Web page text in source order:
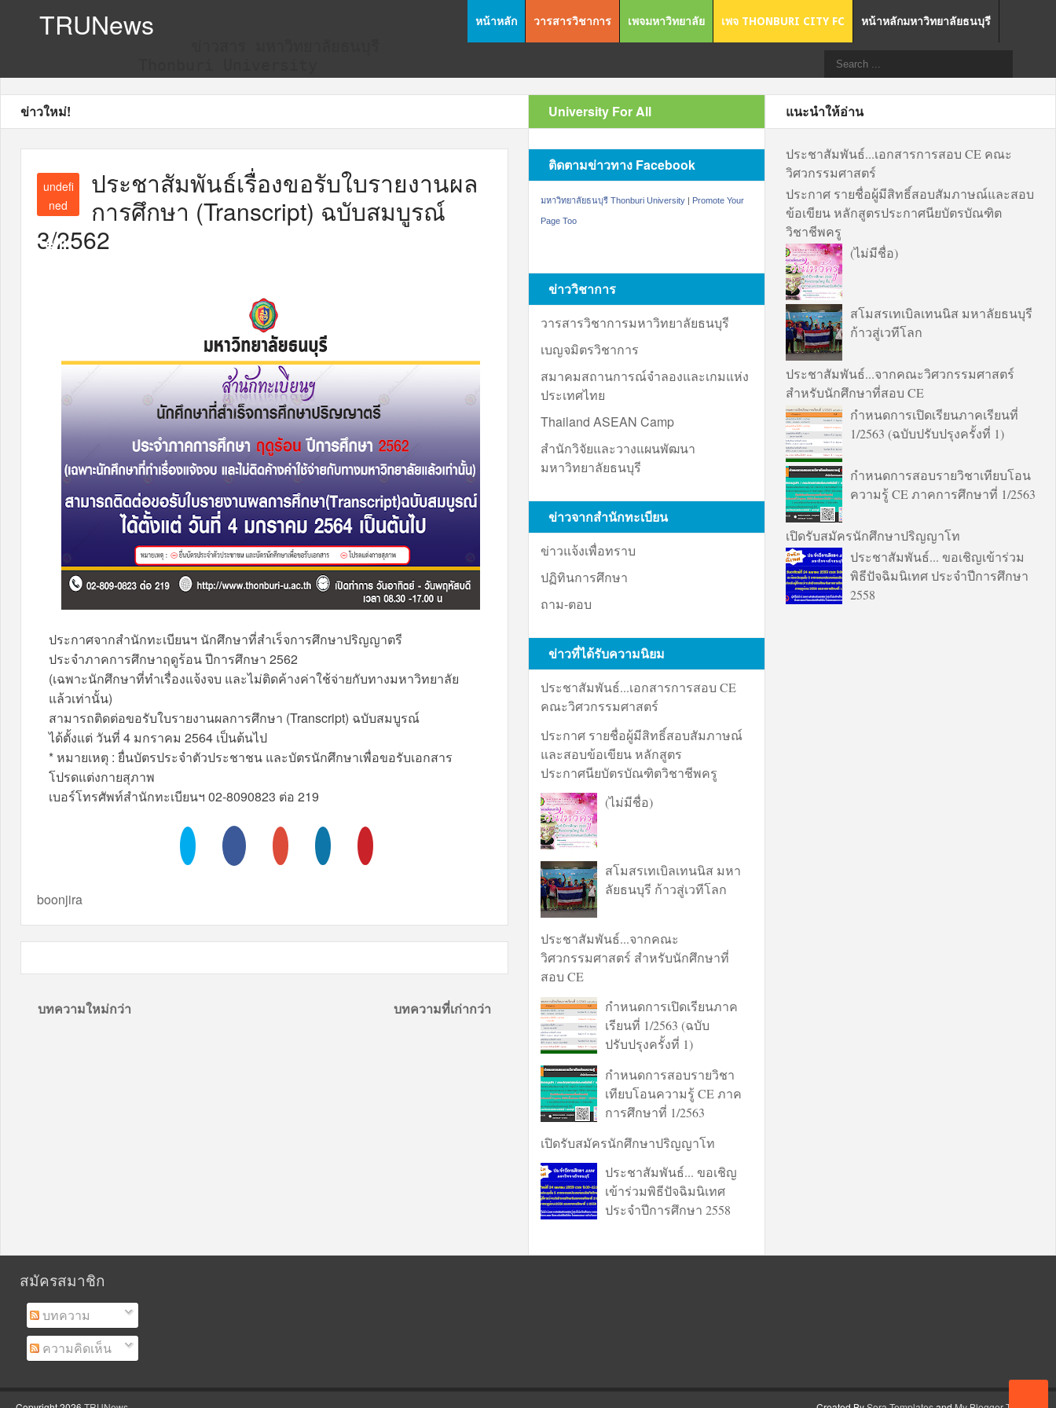
TRUNews หน้าหลัก วารสารวิชาการ เพจมหาวิทยาลัย เพจ THONBURI CITY FC หน้าหลักมหาวิทยาลัยธนบุรี
ข่าวใหม่!
undefi
ned
und
efin
ประชาสัมพันธ์เรื่องขอรับใบรายงานผล
การศึกษา (Transcript) ฉบับสมบูรณ์
3/2562
ประกาศจากสำนักทะเบียนฯ นักศึกษาที่สำเร็จการศึกษาปริญญาตรี
ประจำภาคการศึกษาฤดูร้อน ปีการศึกษา 2562
(เฉพาะนักศึกษาที่ทำเรื่องแจ้งจบ และไม่ติดค้างค่าใช้จ่ายกับทางมหาวิทยาลัย
แล้วเท่านั้น)
สามารถติดต่อขอรับใบรายงานผลการศึกษา (Transcript) ฉบับสมบูรณ์
ได้ตั้งแต่ วันที่ 4 มกราคม 2564 เป็นต้นไป
* หมายเหตุ : ยื่นบัตรประจำตัวประชาชน และบัตรนักศึกษาเพื่อขอรับเอกสาร
โปรดแต่งกายสุภาพ
เบอร์โทรศัพท์สำนักทะเบียนฯ 02-8090823 ต่อ 219
boonjira
บทความใหม่กว่า บทความที่เก่ากว่า
University For All
ติดตามข่าวทาง Facebook
มหาวิทยาลัยธนบุรี Thonburi University | Promote Your
Page Too
ข่าววิชาการ
วารสารวิชาการมหาวิทยาลัยธนบุรี
เบญจมิตรวิชาการ
สมาคมสถานการณ์จำลองและเกมแห่ง
ประเทศไทย
Thailand ASEAN Camp
สำนักวิจัยและวางแผนพัฒนา
มหาวิทยาลัยธนบุรี
ข่าวจากสำนักทะเบียน
ข่าวแจ้งเพื่อทราบ
ปฏิทินการศึกษา
ถาม-ตอบ
ข่าวที่ได้รับความนิยม
ประชาสัมพันธ์...เอกสารการสอบ CE
คณะวิศวกรรมศาสตร์
ประกาศ รายชื่อผู้มีสิทธิ์สอบสัมภาษณ์
และสอบข้อเขียน หลักสูตร
ประกาศนียบัตรบัณฑิตวิชาชีพครู
(ไม่มีชื่อ)
สโมสรเทเบิลเทนนิส มหา
ลัยธนบุรี ก้าวสู่เวทีโลก
ประชาสัมพันธ์...จากคณะ
วิศวกรรมศาสตร์ สำหรับนักศึกษาที่
สอบ CE
กำหนดการเปิดเรียนภาค
เรียนที่ 1/2563 (ฉบับ
ปรับปรุงครั้งที่ 1)
กำหนดการสอบรายวิชา
เทียบโอนความรู้ CE ภาค
การศึกษาที่ 1/2563
เปิดรับสมัครนักศึกษาปริญญาโท
ประชาสัมพันธ์... ขอเชิญ
เข้าร่วมพิธีปัจฉิมนิเทศ
ประจำปีการศึกษา 2558
แนะนำให้อ่าน
ประชาสัมพันธ์...เอกสารการสอบ CE คณะ
วิศวกรรมศาสตร์
ประกาศ รายชื่อผู้มีสิทธิ์สอบสัมภาษณ์และสอบ
ข้อเขียน หลักสูตรประกาศนียบัตรบัณฑิต
วิชาชีพครู
(ไม่มีชื่อ)
สโมสรเทเบิลเทนนิส มหาลัยธนบุรี
ก้าวสู่เวทีโลก
ประชาสัมพันธ์...จากคณะวิศวกรรมศาสตร์
สำหรับนักศึกษาที่สอบ CE
กำหนดการเปิดเรียนภาคเรียนที่
1/2563 (ฉบับปรับปรุงครั้งที่ 1)
กำหนดการสอบรายวิชาเทียบโอน
ความรู้ CE ภาคการศึกษาที่ 1/2563
เปิดรับสมัครนักศึกษาปริญญาโท
ประชาสัมพันธ์... ขอเชิญเข้าร่วม
พิธีปัจฉิมนิเทศ ประจำปีการศึกษา
2558
สมัครสมาชิก
บทความ
ความคิดเห็น